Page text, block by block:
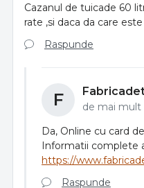
Cazanul de tuicade 60
rate ,si daca da care
Raspunde
F
de mai mult
Da, Online cu card
Informatii complete
https://
Raspunde